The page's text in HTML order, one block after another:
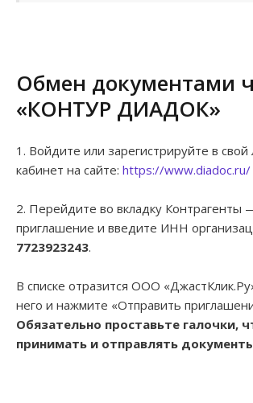
Обмен документами
«КОНТУР ДИАДОК»
1. Войдите или зарегистрируйте в
кабинет на сайте: https://www.diadoc.ru/
2. Перейдите во вкладку Контрагенты
приглашение и введите ИНН
7723923243.
В списке отразится ООО
него и нажмите «Отправить
Обязательно проставьте галочки,
принимать и отправлять